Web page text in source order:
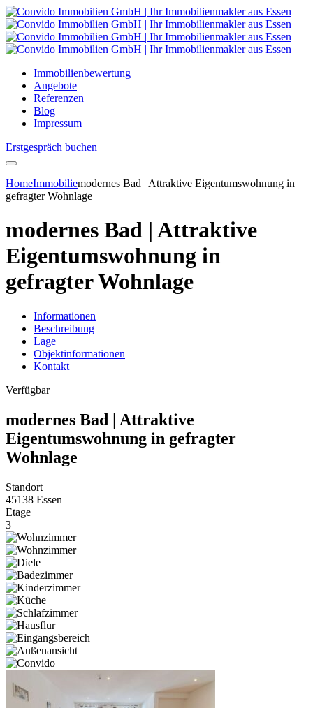
Immobilienbewertung
Angebote
Referenzen
Blog
Impressum
Erstgespräch buchen
HomeImmobiliemodernes Bad | Attraktive Eigentumswohnung in
gefragter Wohnlage
modernes Bad | Attraktive
Eigentumswohnung in
gefragter Wohnlage
Informationen
Beschreibung
Lage
Objektinformationen
Kontakt
Verfügbar
modernes Bad | Attraktive
Eigentumswohnung in gefragter
Wohnlage
Standort
45138 Essen
Etage
3